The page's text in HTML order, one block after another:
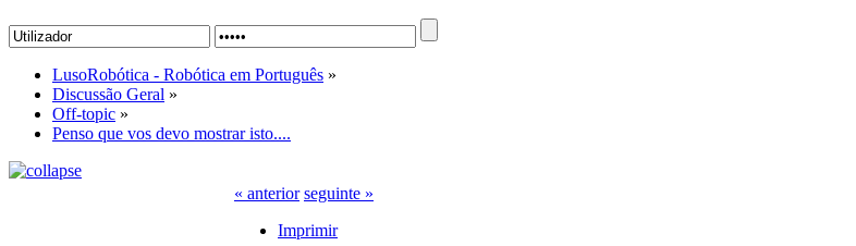
LusoRobótica - Robótica em Português »
Discussão Geral »
Off-topic »
Penso que vos devo mostrar isto....
« anterior seguinte »
Imprimir